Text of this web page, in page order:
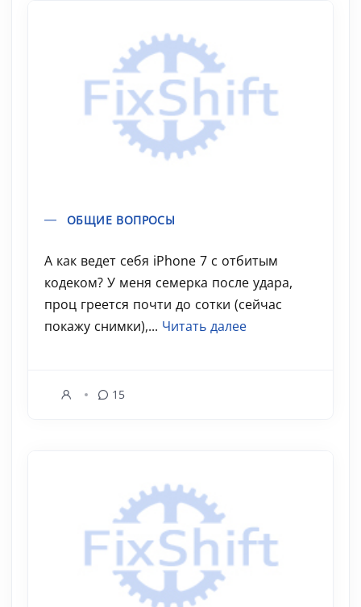
ОБЩИЕ ВОПРОСЫ
А как ведет себя iPhone 7 с отбитым
кодеком? У меня семерка после удара,
проц греется почти до сотки (сейчас
покажу снимки),... Читать далее
15